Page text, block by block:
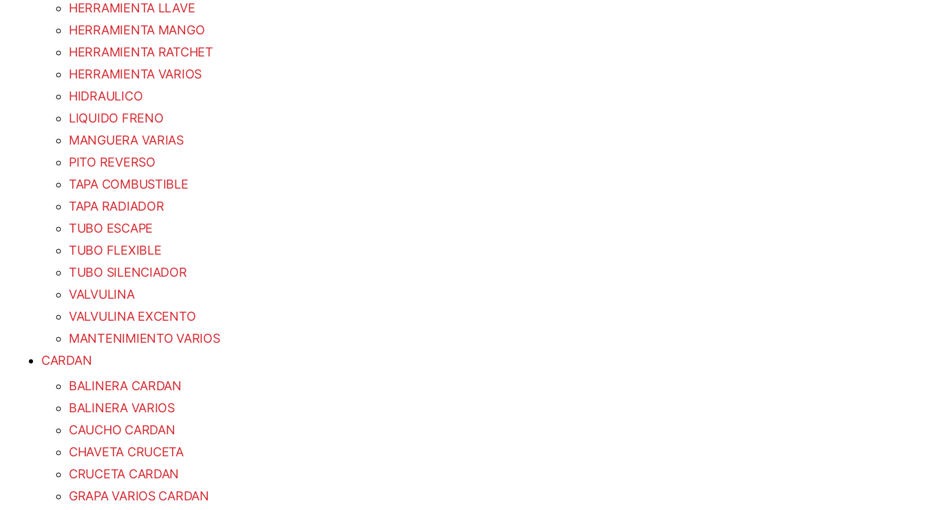
HERRAMIENTA LLAVE
HERRAMIENTA MANGO
HERRAMIENTA RATCHET
HERRAMIENTA VARIOS
HIDRAULICO
LIQUIDO FRENO
MANGUERA VARIAS
PITO REVERSO
TAPA COMBUSTIBLE
TAPA RADIADOR
TUBO ESCAPE
TUBO FLEXIBLE
TUBO SILENCIADOR
VALVULINA
VALVULINA EXCENTO
MANTENIMIENTO VARIOS
CARDAN
BALINERA CARDAN
BALINERA VARIOS
CAUCHO CARDAN
CHAVETA CRUCETA
CRUCETA CARDAN
GRAPA VARIOS CARDAN